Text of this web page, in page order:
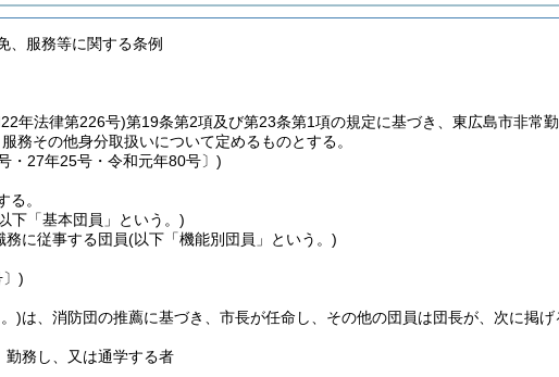
、服務等に関する条例
年法律第226号)第19条第2項及び第23条第1項の規定に基づき、東広島市非常
務その他身分取扱いについて定めるものとする。
・27年25号・令和元年80号〕)
る。
下「基本団員」という。)
に従事する団員(以下「機能別団員」という。)
)
)は、消防団の推薦に基づき、市長が任命し、その他の団員は団長が、次に掲
勤務し、又は通学する者